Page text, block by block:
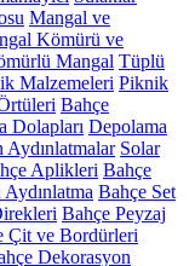
Mangal ve
Kömürü ve
Mangal Tüplü
Malzemeleri Piknik
Bahçe
Dolapları Depolama
Aydınlatmalar Solar
Aplikleri Bahçe
Bahçe Set
Bahçe Peyzaj
Çit ve Bordürleri
Dekorasyon